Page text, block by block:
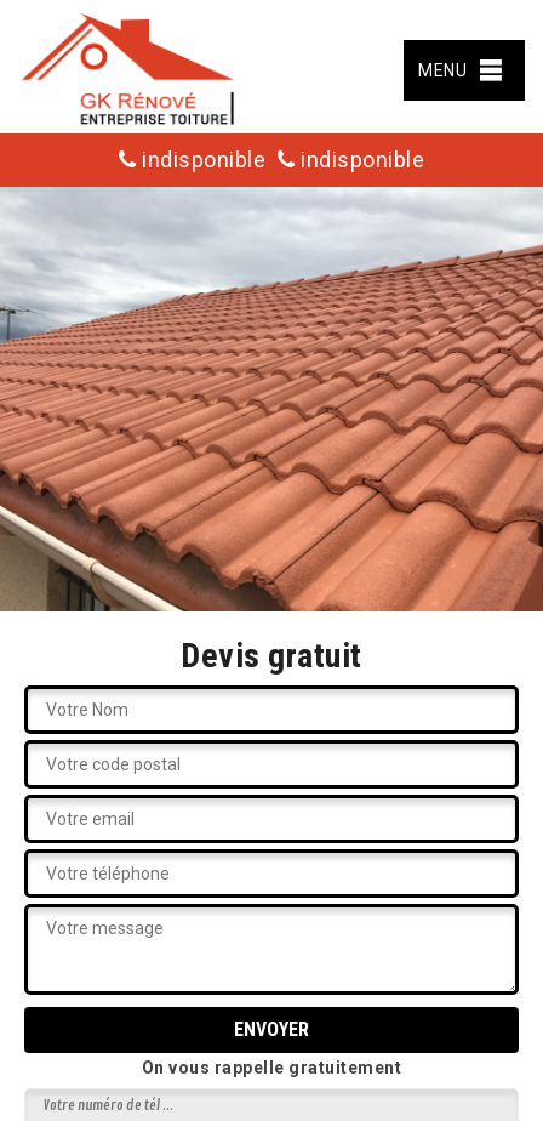
MENU
indisponible indisponible
Devis gratuit
On vous rappelle gratuitement